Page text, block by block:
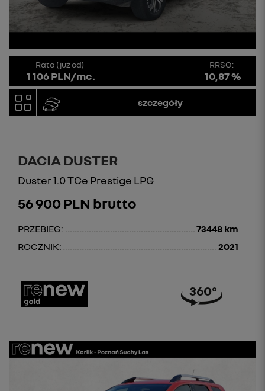
Rata (już od)
1 106 PLN/mc.
RRSO:
10,87 %
szczegóły
DACIA DUSTER
Duster 1.0 TCe Prestige LPG
56 900 PLN brutto
PRZEBIEG:
73448 km
ROCZNIK:
2021